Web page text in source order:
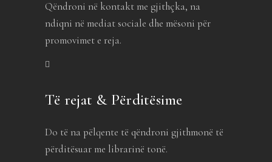
Qëndroni në kontakt me gjithçka, na
ndiqni në mediat sociale dhe mësoni për
promovimet e reja.
Të rejat & Përditësime
Do të na pëlqente të qëndroni gjithmonë të
përditësuar me librarinë tonë.